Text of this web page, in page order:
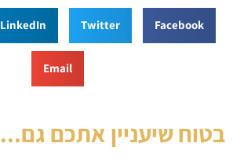
Facebook
Twitter
LinkedIn
Email
בטוח שיעניין אתכם גם...